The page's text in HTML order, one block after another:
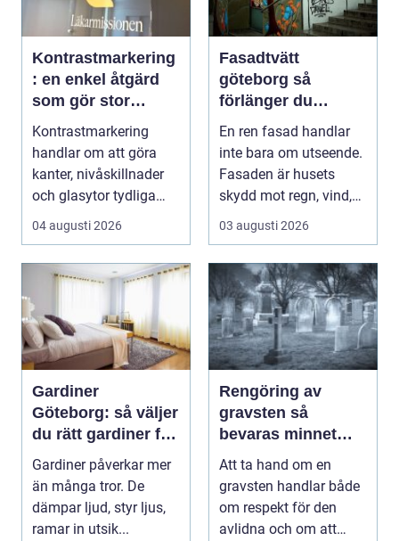
Kontrastmarkering
: en enkel åtgärd
som gör stor
skillnad
Kontrastmarkering
handlar om att göra
kanter, nivåskillnader
och glasytor tydliga
med hj&...
04 augusti 2026
Fasadtvätt
göteborg så
förlänger du
fasadens livslängd
En ren fasad handlar
inte bara om utseende.
Fasaden är husets
skydd mot regn, vind,
avgaser och påvä...
03 augusti 2026
Gardiner
Göteborg: så väljer
du rätt gardiner för
hem och offentlig
miljö
Gardiner påverkar mer
än många tror. De
dämpar ljud, styr ljus,
ramar in utsik...
Rengöring av
gravsten så
bevaras minnet
och stenen håller
längre
Att ta hand om en
gravsten handlar både
om respekt för den
avlidna och om att